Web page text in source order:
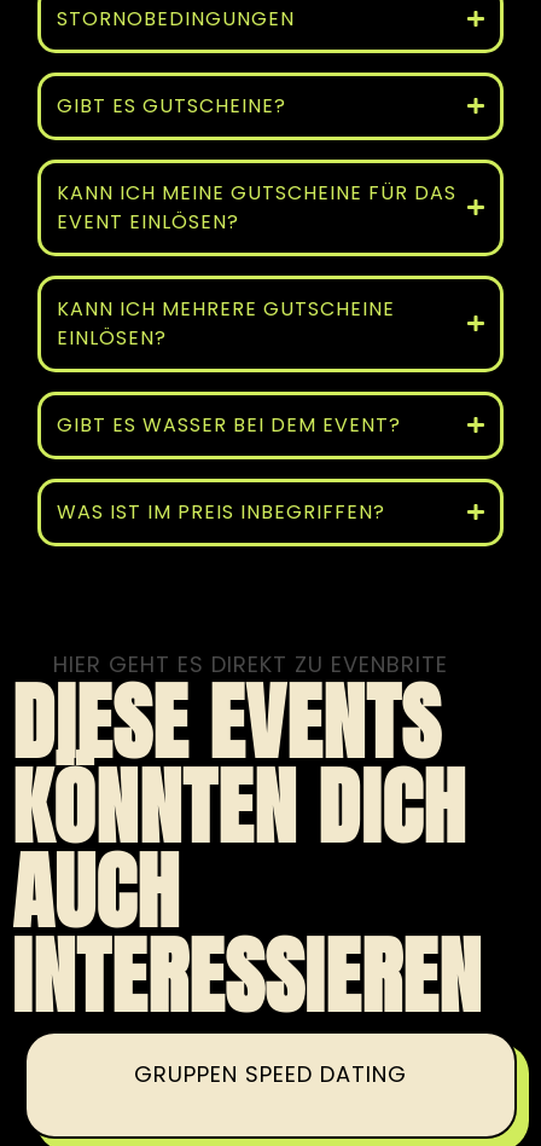
STORNOBEDINGUNGEN
GIBT ES GUTSCHEINE?
KANN ICH MEINE GUTSCHEINE FÜR DAS
EVENT EINLÖSEN?
KANN ICH MEHRERE GUTSCHEINE
EINLÖSEN?
GIBT ES WASSER BEI DEM EVENT?
WAS IST IM PREIS INBEGRIFFEN?
HIER GEHT ES DIREKT ZU EVENBRITE
DIESE EVENTS
KÖNNTEN DICH
AUCH
INTERESSIEREN
GRUPPEN SPEED DATING